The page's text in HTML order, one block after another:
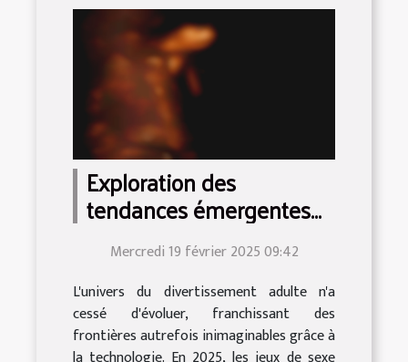
Exploration des
tendances émergentes
des jeux de sexe virtuels
en 2025
Mercredi 19 février 2025 09:42
L'univers du divertissement adulte n'a
cessé d'évoluer, franchissant des
frontières autrefois inimaginables grâce à